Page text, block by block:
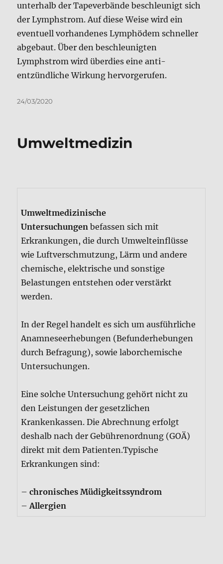
unterhalb der Tapeverbände beschleunigt sich
der Lymphstrom. Auf diese Weise wird ein
eventuell vorhandenes Lymphödem schneller
abgebaut. Über den beschleunigten
Lymphstrom wird überdies eine anti-
entzündliche Wirkung hervorgerufen.
Veröffentlicht
24/03/2020
Umweltmedizin
Umweltmedizinische
Untersuchungen befassen sich mit
Erkrankungen, die durch Umwelteinflüsse
wie Luftverschmutzung, Lärm und andere
chemische, elektrische und sonstige
Belastungen entstehen oder verstärkt
werden.
In der Regel handelt es sich um ausführliche
Anamneseerhebungen (Befunderhebungen
durch Befragung), sowie laborchemische
Untersuchungen.
Eine solche Untersuchung gehört nicht zu
den Leistungen der gesetzlichen
Krankenkassen. Die Abrechnung erfolgt
deshalb nach der Gebührenordnung (GOÄ)
direkt mit dem Patienten.Typische
Erkrankungen sind:
–chronisches Müdigkeitssyndrom
–Allergien